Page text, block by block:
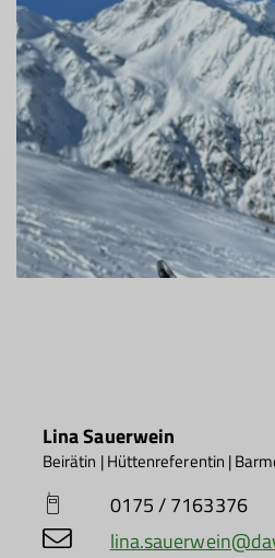
Lina Sauerwein
Beirätin | Hüttenreferentin |
0175 / 7163376